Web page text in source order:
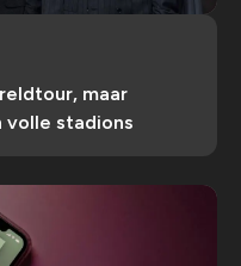
maar
volle stadions